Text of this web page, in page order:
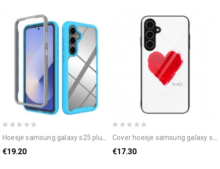
hoesje samsung galaxy s25 plus 5g gekleurde rand
€19.20
cover hoesje samsung galaxy s25 plus 5g telefoonhoesje gehard glas met lovely
€17.30